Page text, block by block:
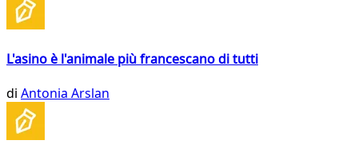
L'asino è l'animale più francescano di tutti
di Antonia Arslan